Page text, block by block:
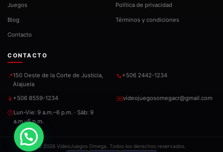
Juegos
Blog
Contacto
Política de privacidad
Términos y condiciones
CONTACTO
📍150 Oeste de la Corte de Justicia,
Alajuela
📞+506 2442-1234
📱 +506 8559-1234 ✉️videojuegosomegacr@gmail.com
🕐Lun-Vie: 9 a.m.–6 p.m. · Sáb: 9
a.m.–5 p.m.
© 2026 VideoJuegos Omega. Todos los derechos reservados.